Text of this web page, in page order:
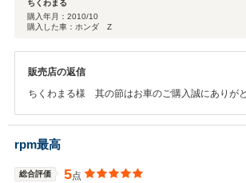
ちくわまる
購入年月： 2010/10
購入した車：ホンダ Z
販売店の返信
ちくわまる様 其の節はお車のご購入誠にありが
しております。また今後もお車をお買い求めにな
て頂けると幸いです。これからも末長くお付き合
rpm最高
総合評価 5点